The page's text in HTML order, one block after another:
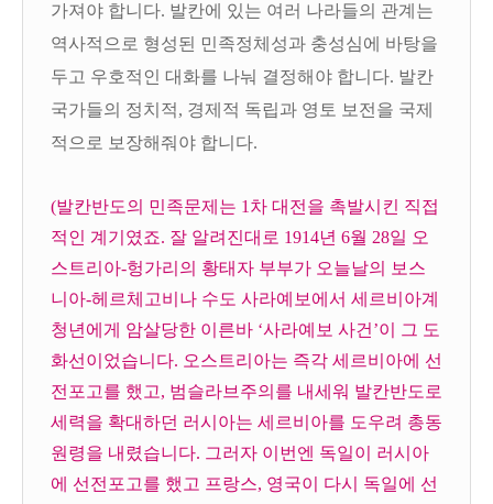
가져야 합니다. 발칸에 있는 여러 나라들의 관계는
역사적으로 형성된 민족정체성과 충성심에 바탕을
두고 우호적인 대화를 나눠 결정해야 합니다. 발칸
국가들의 정치적, 경제적 독립과 영토 보전을 국제
적으로 보장해줘야 합니다.
(발칸반도의 민족문제는 1차 대전을 촉발시킨 직접
적인 계기였죠. 잘 알려진대로 1914년 6월 28일 오
스트리아-헝가리의 황태자 부부가 오늘날의 보스
니아-헤르체고비나 수도 사라예보에서 세르비아계
청년에게 암살당한 이른바 ‘사라예보 사건’이 그 도
화선이었습니다. 오스트리아는 즉각 세르비아에 선
전포고를 했고, 범슬라브주의를 내세워 발칸반도로
세력을 확대하던 러시아는 세르비아를 도우려 총동
원령을 내렸습니다. 그러자 이번엔 독일이 러시아
에 선전포고를 했고 프랑스, 영국이 다시 독일에 선